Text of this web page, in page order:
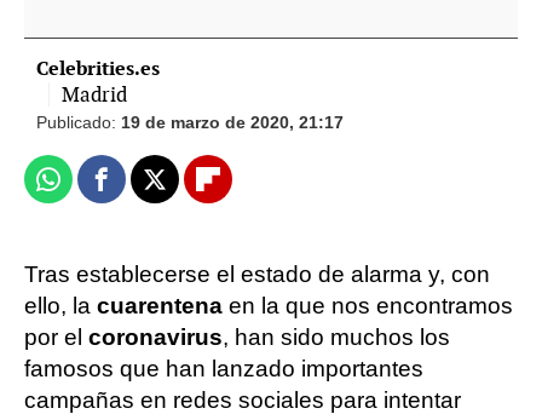
Celebrities.es
Madrid
Publicado: 19 de marzo de 2020, 21:17
WhatsappFacebook
X Flipboard
Tras establecerse el estado de alarma y, con
ello, la cuarentena en la que nos encontramos
por el coronavirus, han sido muchos los
famosos que han lanzado importantes
campañas en redes sociales para intentar